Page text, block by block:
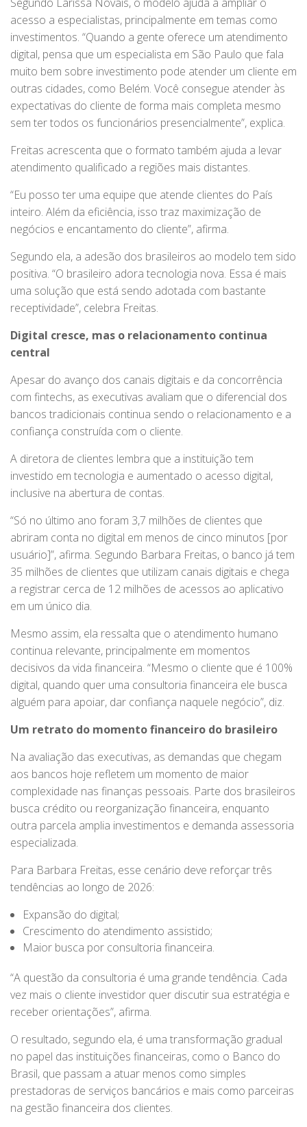
acesso a especialistas, principalmente em temas como
investimentos. “Quando a gente oferece um atendimento
digital, pensa que um especialista em São Paulo que fala
muito bem sobre investimento pode atender um cliente em
outras cidades, como Belém. Você consegue atender às
expectativas do cliente de forma mais completa mesmo
sem ter todos os funcionários presencialmente”, explica.
Freitas acrescenta que o formato também ajuda a levar
atendimento qualificado a regiões mais distantes.
“Eu posso ter uma equipe que atende clientes do País
inteiro. Além da eficiência, isso traz maximização de
negócios e encantamento do cliente”, afirma.
Segundo ela, a adesão dos brasileiros ao modelo tem sido
positiva. “O brasileiro adora tecnologia nova. Essa é mais
uma solução que está sendo adotada com bastante
receptividade”, celebra Freitas.
Digital cresce, mas o relacionamento continua
central
Apesar do avanço dos canais digitais e da concorrência
com fintechs, as executivas avaliam que o diferencial dos
bancos tradicionais continua sendo o relacionamento e a
confiança construída com o cliente.
A diretora de clientes lembra que a instituição tem
investido em tecnologia e aumentado o acesso digital,
inclusive na abertura de contas.
“Só no último ano foram 3,7 milhões de clientes que
abriram conta no digital em menos de cinco minutos [por
usuário]”, afirma. Segundo Barbara Freitas, o banco já tem
35 milhões de clientes que utilizam canais digitais e chega
a registrar cerca de 12 milhões de acessos ao aplicativo
em um único dia.
Mesmo assim, ela ressalta que o atendimento humano
continua relevante, principalmente em momentos
decisivos da vida financeira. “Mesmo o cliente que é 100%
digital, quando quer uma consultoria financeira ele busca
alguém para apoiar, dar confiança naquele negócio”, diz.
Um retrato do momento financeiro do brasileiro
Na avaliação das executivas, as demandas que chegam
aos bancos hoje refletem um momento de maior
complexidade nas finanças pessoais. Parte dos brasileiros
busca crédito ou reorganização financeira, enquanto
outra parcela amplia investimentos e demanda assessoria
especializada.
Para Barbara Freitas, esse cenário deve reforçar três
tendências ao longo de 2026:
Expansão do digital;
Crescimento do atendimento assistido;
Maior busca por consultoria financeira.
“A questão da consultoria é uma grande tendência. Cada
vez mais o cliente investidor quer discutir sua estratégia e
receber orientações”, afirma.
O resultado, segundo ela, é uma transformação gradual
no papel das instituições financeiras, como o Banco do
Brasil, que passam a atuar menos como simples
prestadoras de serviços bancários e mais como parceiras
na gestão financeira dos clientes.